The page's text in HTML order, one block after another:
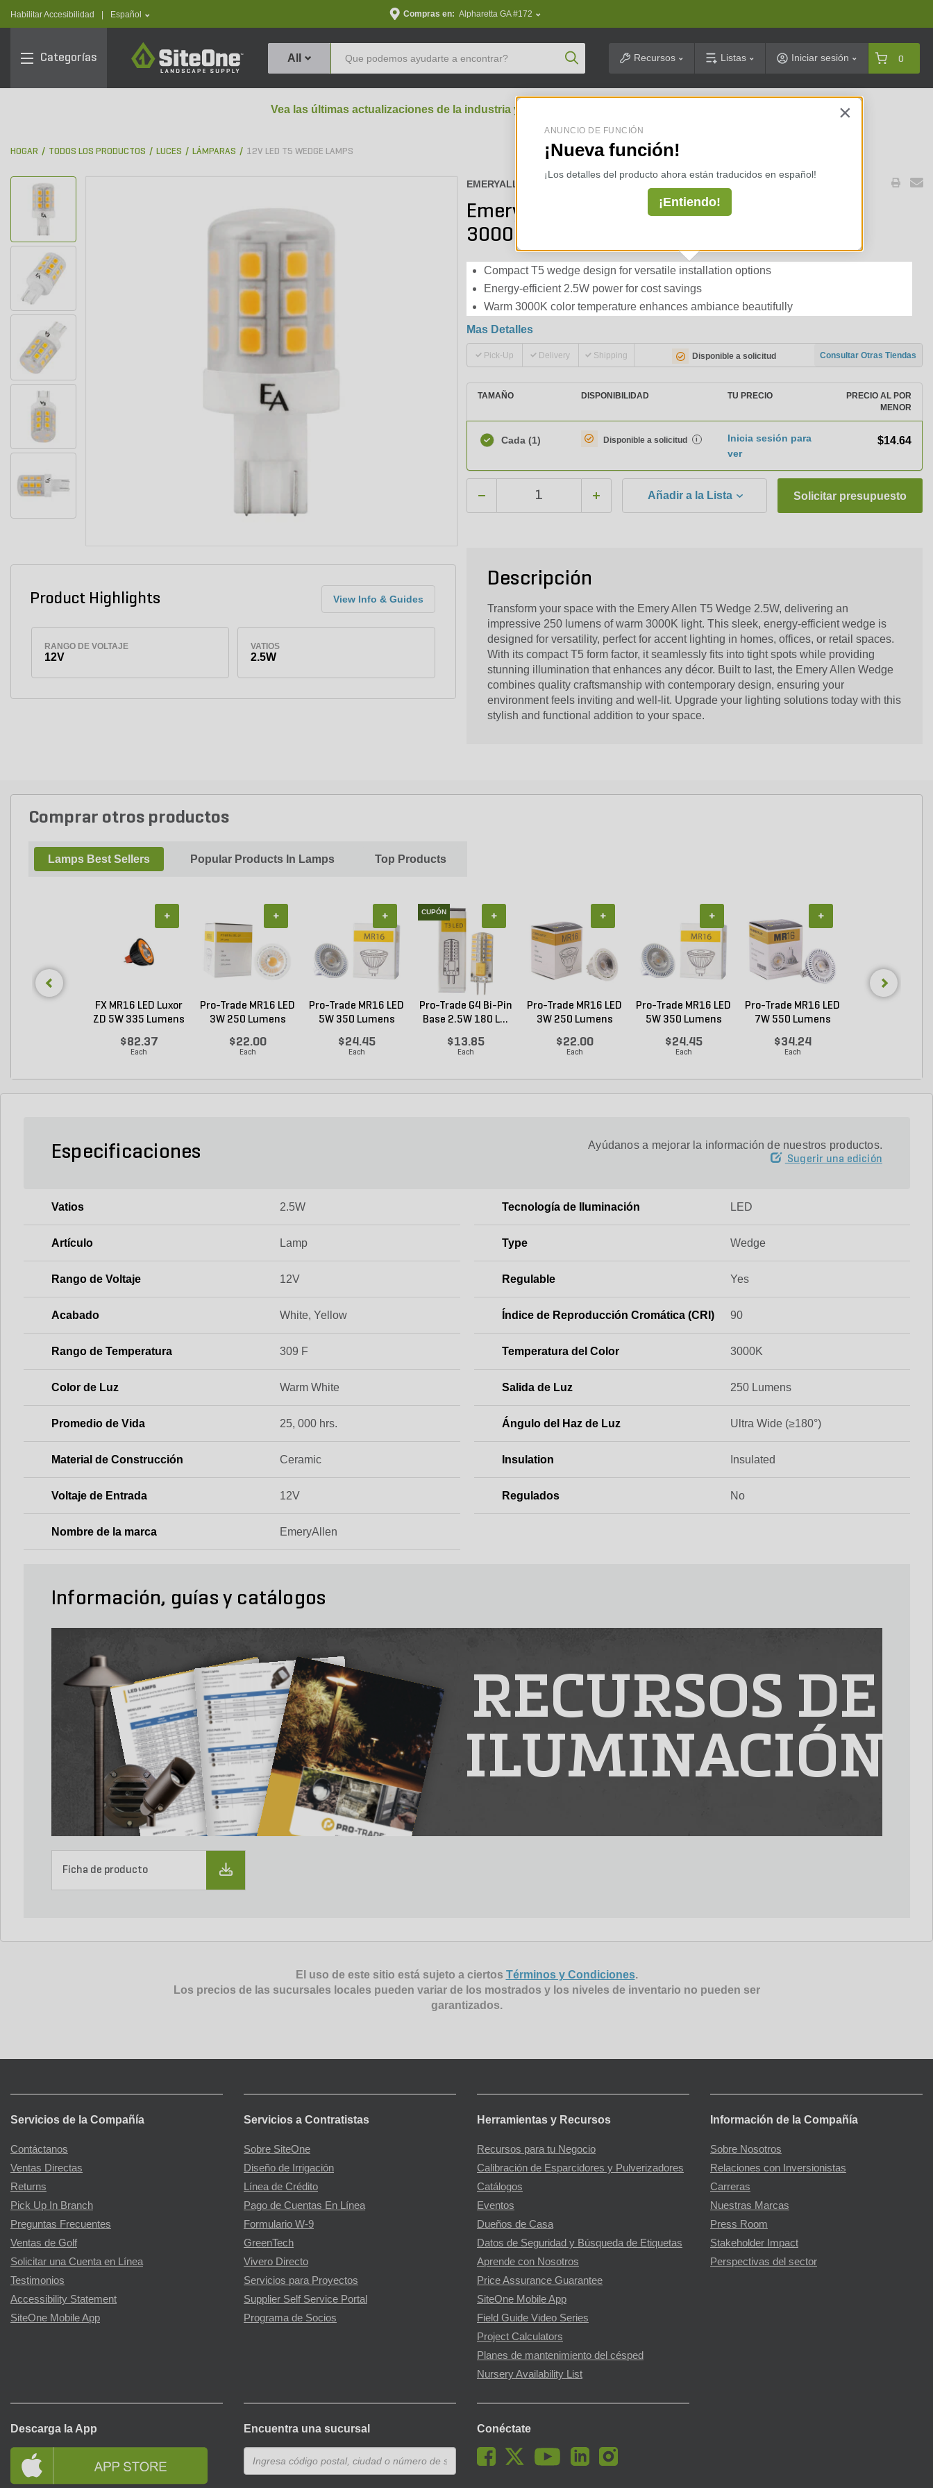
Habilitar Accesibilidad text.language
Español Compras en: Alpharetta GA #172
Categorías
SiteOne
All Product SearchRecursos Listas Iniciar sesión 0
Vea las últimas actualizaciones de la industria y perspectivas arancelarias ⇢
HOGAR TODOS LOS PRODUCTOS LUCES LÁMPARAS 12V LED T5 WEDGE LAMPS
Product Highlights View Info & Guides
RANGO DE VOLTAJE
12V
VATIOS
2.5W
EMERYALLEN :
Emery Allen T5 Wedge 2.5W 250 Lumen
3000K
Compact T5 wedge design for versatile installation options
Energy-efficient 2.5W power for cost savings
Warm 3000K color temperature enhances ambiance beautifully
Mas Detalles
Pick-Up Delivery Shipping Disponible a solicitud Consultar Otras Tiendas
TAMAÑO DISPONIBILIDAD TU PRECIO
PRECIO AL POR
MENOR
Cada (1) Disponible a solicitud i
Inicia sesión para
ver
$14.64
Añadir a la Lista Solicitar presupuesto
Descripción
Transform your space with the Emery Allen T5 Wedge 2.5W, delivering an
impressive 250 lumens of warm 3000K light. This sleek, energy-efficient wedge is
designed for versatility, perfect for accent lighting in homes, offices, or retail spaces.
With its compact T5 form factor, it seamlessly fits into tight spots while providing
stunning illumination that enhances any décor. Built to last, the Emery Allen Wedge
combines quality craftsmanship with contemporary design, ensuring your
environment feels inviting and well-lit. Upgrade your lighting solutions today with this
stylish and functional addition to your space.
Comprar otros productos
Lamps Best Sellers Popular Products In Lamps Top Products
FX MR16 LED Luxor
ZD 5W 335 Lumens
$82.37
Each
+
Pro-Trade MR16 LED
3W 250 Lumens
$22.00
Each
+
Pro-Trade MR16 LED
5W 350 Lumens
$24.45
Each
+ CUPÓN
Pro-Trade G4 Bi-Pin
Base 2.5W 180 L...
$13.85
Each
+
Pro-Trade MR16 LED
3W 250 Lumens
$22.00
Each
+
Pro-Trade MR16 LED
5W 350 Lumens
$24.45
Each
+
Pro-Trade MR16 LED
7W 550 Lumens
$34.24
Each
+
Especificaciones Ayúdanos a mejorar la información de nuestros productos.
Sugerir una edición
Vatios 2.5W Tecnología de Iluminación LED
Artículo Lamp Type Wedge
Rango de Voltaje 12V Regulable Yes
Acabado White, Yellow Índice de Reproducción Cromática (CRI) 90
Rango de Temperatura 309 F Temperatura del Color 3000K
Color de Luz Warm White Salida de Luz 250 Lumens
Promedio de Vida 25, 000 hrs. Ángulo del Haz de Luz Ultra Wide (≥180°)
Material de Construcción Ceramic Insulation Insulated
Voltaje de Entrada 12V Regulados No
Nombre de la marca EmeryAllen
Información, guías y catálogos
RECURSOS DE
ILUMINACIÓN
Ficha de producto
El uso de este sitio está sujeto a ciertos Términos y Condiciones.
Los precios de las sucursales locales pueden variar de los mostrados y los niveles de inventario no pueden ser
garantizados.
Servicios de la Compañía
Contáctanos
Ventas Directas
Returns
Pick Up In Branch
Preguntas Frecuentes
Ventas de Golf
Solicitar una Cuenta en Línea
Testimonios
Accessibility Statement
SiteOne Mobile App
Servicios a Contratistas
Sobre SiteOne
Diseño de Irrigación
Línea de Crédito
Pago de Cuentas En Línea
Formulario W-9
GreenTech
Vivero Directo
Servicios para Proyectos
Supplier Self Service Portal
Programa de Socios
Herramientas y Recursos
Recursos para tu Negocio
Calibración de Esparcidores y Pulverizadores
Catálogos
Eventos
Dueños de Casa
Datos de Seguridad y Búsqueda de Etiquetas
Aprende con Nosotros
Price Assurance Guarantee
SiteOne Mobile App
Field Guide Video Series
Project Calculators
Planes de mantenimiento del césped
Nursery Availability List
Información de la Compañía
Sobre Nosotros
Relaciones con Inversionistas
Carreras
Nuestras Marcas
Press Room
Stakeholder Impact
Perspectivas del sector
Descarga la App Encuentra una sucursal Conéctate
×
ANUNCIO DE FUNCIÓN
¡Nueva función!
¡Los detalles del producto ahora están traducidos en español!
¡Entiendo!